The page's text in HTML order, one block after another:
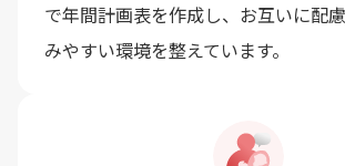
で年間計画表を作成し、お互いに配
みやすい環境を整えています。